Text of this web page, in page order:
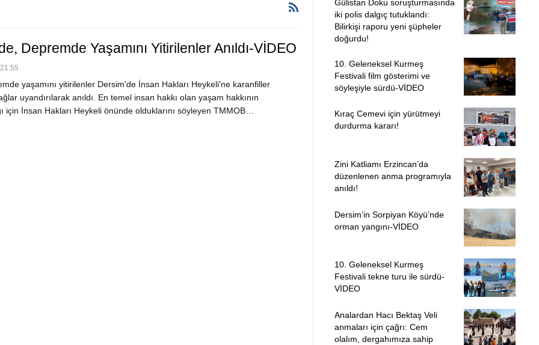
Depremde Yaşamını Yitirilenler Anıldı-VİDEO
yaşamını yitirilenler Dersim'de İnsan Hakları Heykeli'ne karanfiller
uyandırılarak anıldı. En temel insan hakkı olan yaşam hakkının
için İnsan Hakları Heykeli önünde olduklarını söyleyen TMMOB…
Gülistan Doku soruşturmasında
iki polis dalgıç tutuklandı:
Bilirkişi raporu yeni şüpheler
doğurdu!
10. Geleneksel Kurmeş
Festivali film gösterimi ve
söyleşiyle sürdü-VİDEO
Kıraç Cemevi için yürütmeyi
durdurma kararı!
Zini Katliamı Erzincan’da
düzenlenen anma programıyla
anıldı!
Dersim’in Sorpiyan Köyü’nde
orman yangını-VİDEO
10. Geleneksel Kurmeş
Festivali tekne turu ile sürdü-
VİDEO
Analardan Hacı Bektaş Veli
anmaları için çağrı: Cem
olalım, dergahımıza sahip